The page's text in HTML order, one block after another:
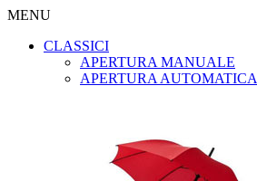
MENU
CLASSICI
APERTURA MANUALE
APERTURA AUTOMATICA